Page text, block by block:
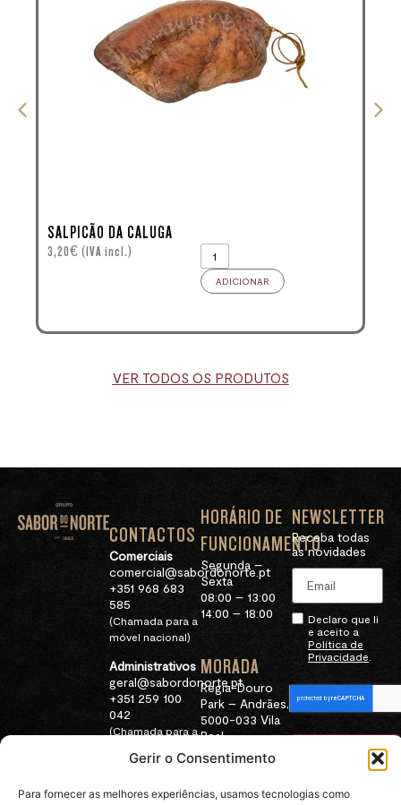
Gerir o Consentimento
Para fornecer as melhores experiências, usamos tecnologias como
SALPICÃO DA CALUGA
3,20€ (IVA incl.)
ADICIONAR
VER TODOS OS PRODUTOS
CONTACTOS
Comerciais
comercial@sabordonorte.pt
+351 968 683
585
(Chamada para a
móvel nacional)
Administrativos
geral@sabordonorte.pt
+351 259 100
042
(Chamada para a
nacional)
HORÁRIO DE
FUNCIONAMENTO
Segunda –
Sexta
08:00 – 13:00
14:00 – 18:00
MORADA
Regia-Douro
Park – Andrães,
5000-033 Vila
Real
NEWSLETTER
Receba todas
as novidades
Declaro que li
e aceito a
Política de
Privacidade
Subscrever